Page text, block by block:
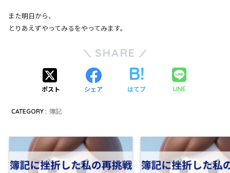
また明日から、
とりあえずやってみるをやってみます。
SHARE
ポスト シェア はてブ LINE
CATEGORY : 簿記